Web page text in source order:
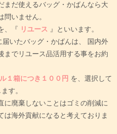
まだ使えるバッグ・かばんなら大
いません。
、『 リユース 』といいます。
届いたバッグ・かばんは、
国内外
までリユース品活用する事をお約
１箱につき１００円 を、選択して
す。
に廃棄しないことはゴミの削減に
は海外貢献になると考えておりま